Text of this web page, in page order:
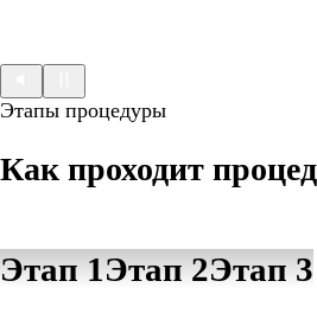
Этапы процедуры
Как проходит
Этап 1Этап 2Этап 3